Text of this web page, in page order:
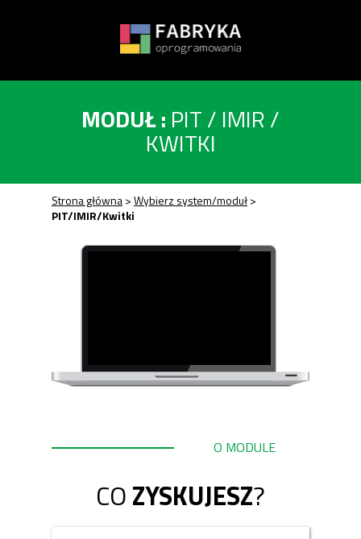
Przycisk
MODUŁ : PIT / IMIR /
KWITKI
Strona główna>Wybierz system/moduł>
PIT/IMIR/Kwitki
COZYSKUJESZ?
O MODULE